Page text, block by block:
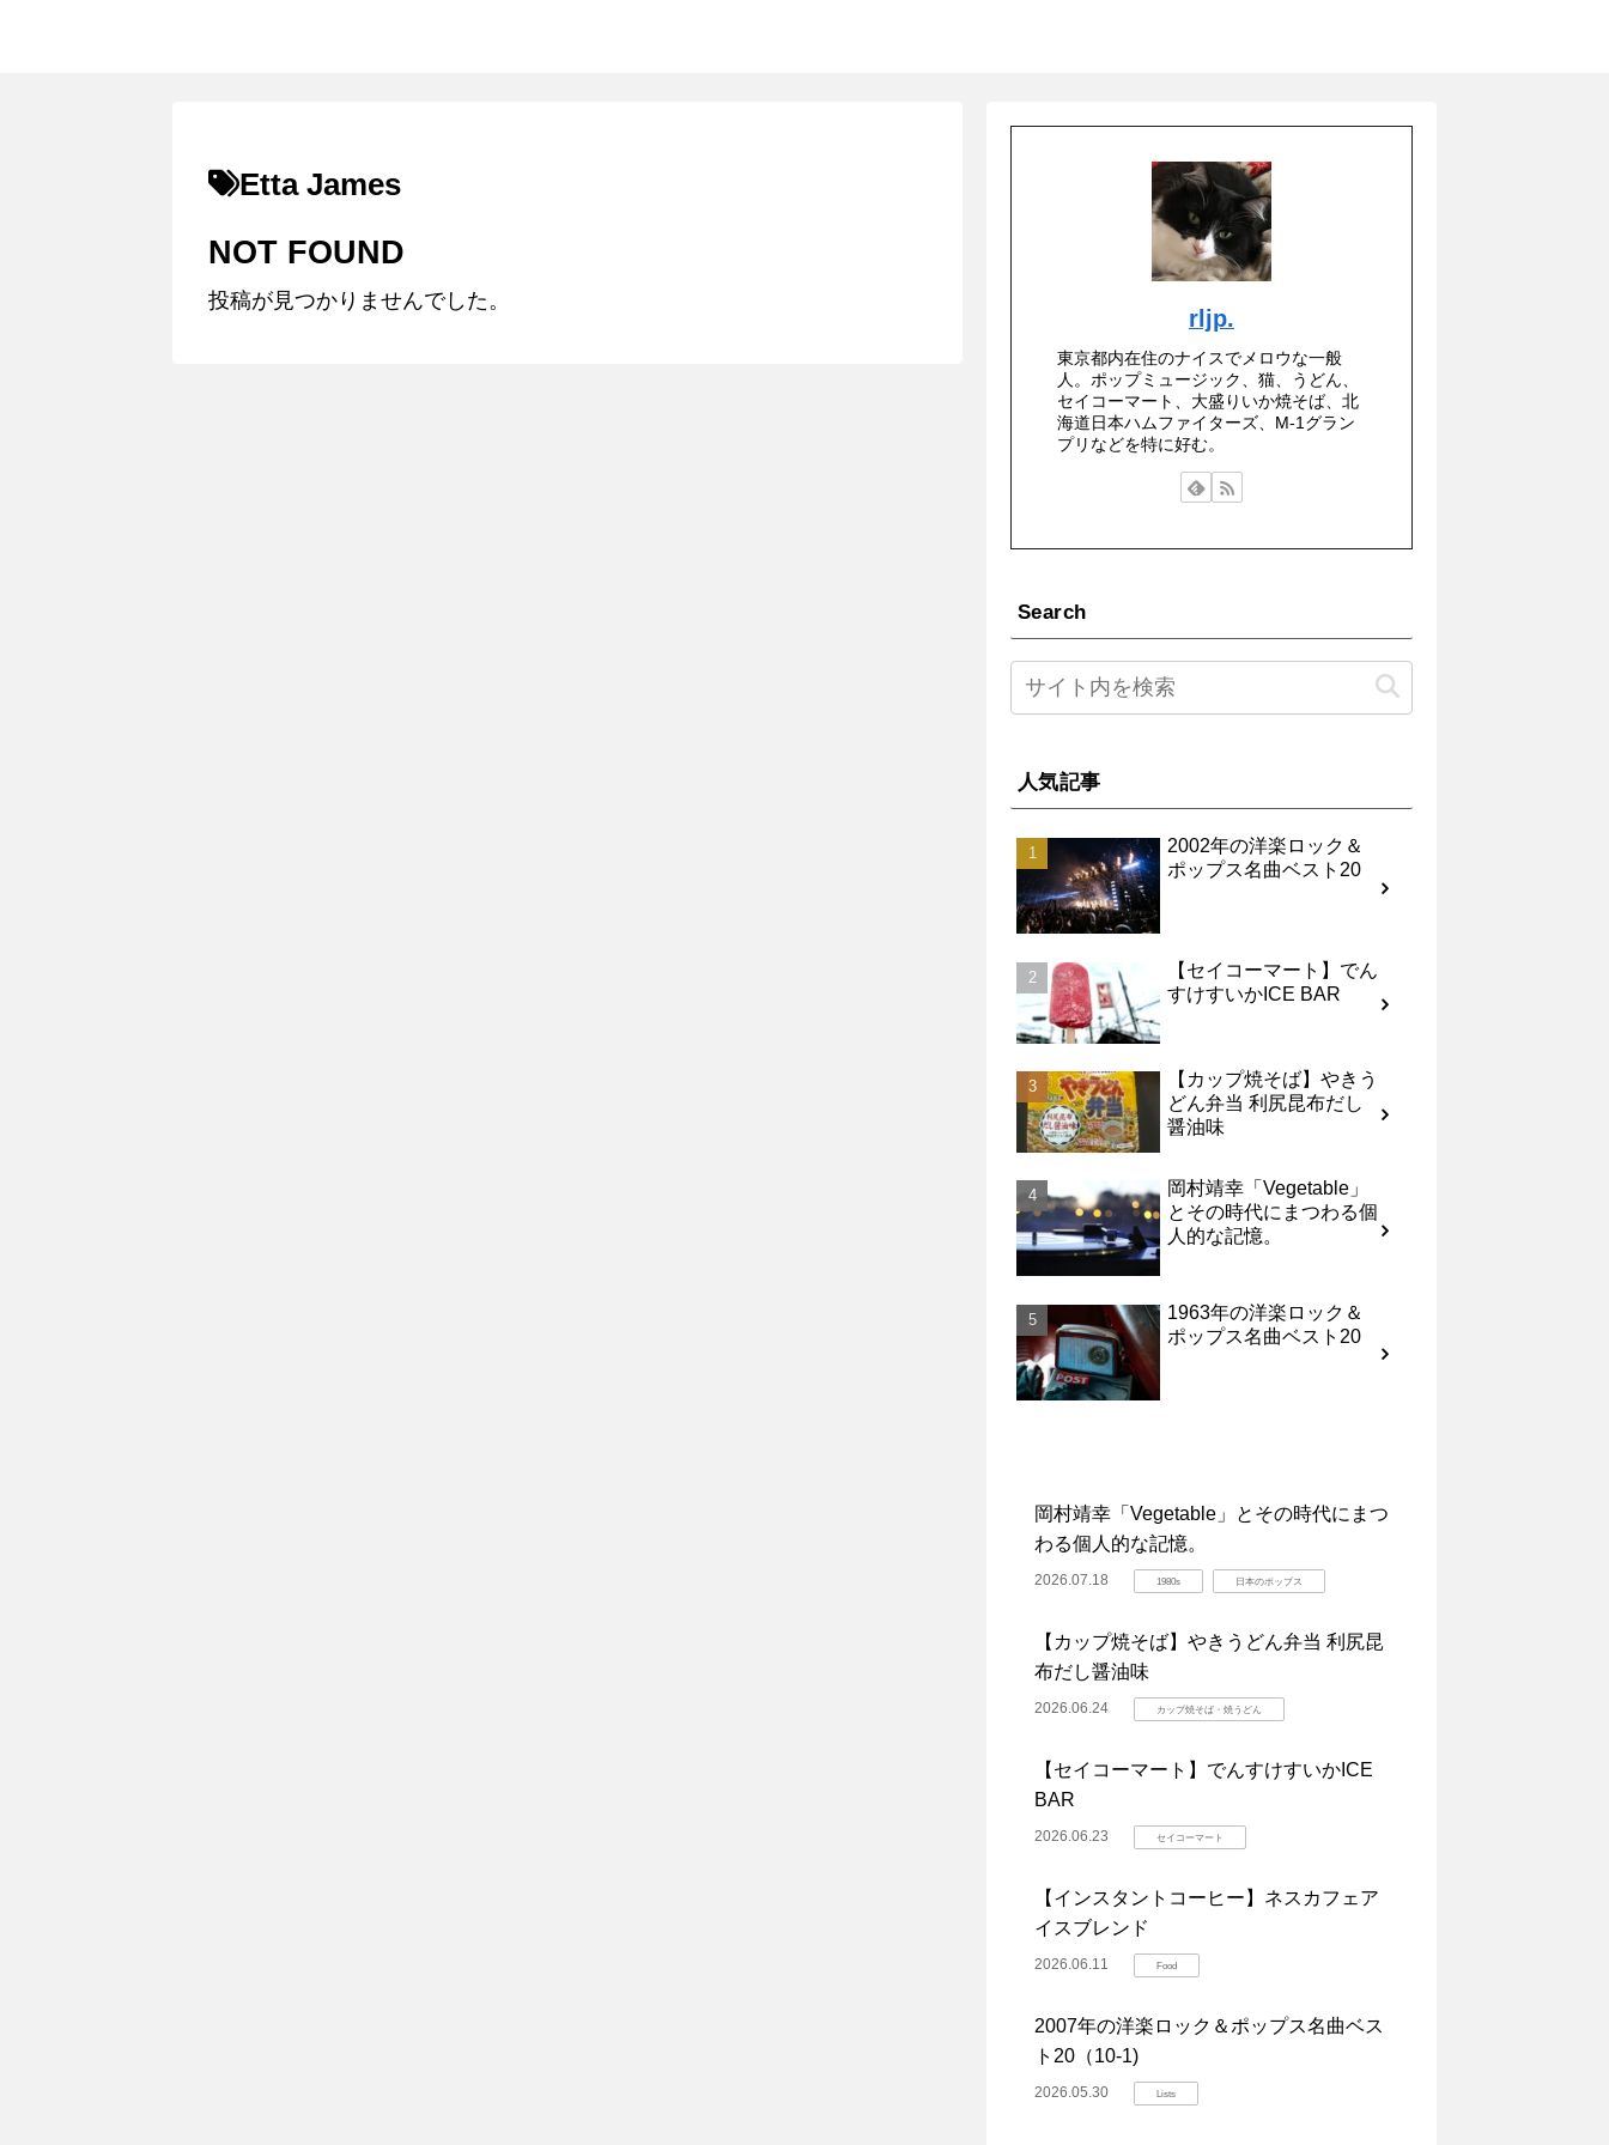
Etta James
NOT FOUND
投稿が見つかりませんでした。
rljp.
東京都内在住のナイスでメロウな一般
人。ポップミュージック、猫、うどん、
セイコーマート、大盛りいか焼そば、北
海道日本ハムファイターズ、M-1グラン
プリなどを特に好む。
Search
人気記事
2002年の洋楽ロック＆
ポップス名曲ベスト20
【セイコーマート】でん
すけすいかICE BAR
【カップ焼そば】やきう
どん弁当 利尻昆布だし
醤油味
岡村靖幸「Vegetable」
とその時代にまつわる個
人的な記憶。
1963年の洋楽ロック＆
ポップス名曲ベスト20
岡村靖幸「Vegetable」とその時代にまつ
わる個人的な記憶。
2026.07.18 1980s 日本のポップス
【カップ焼そば】やきうどん弁当 利尻昆
布だし醤油味
2026.06.24 カップ焼そば・焼うどん
【セイコーマート】でんすけすいかICE
BAR
2026.06.23 セイコーマート
【インスタントコーヒー】ネスカフェア
イスブレンド
2026.06.11 Food
2007年の洋楽ロック＆ポップス名曲ベス
ト20（10-1)
2026.05.30 Lists